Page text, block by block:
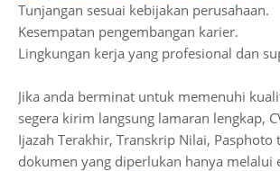
Tunjangan sesuai kebijakan perusahaan.
Kesempatan pengembangan karier.
Lingkungan kerja yang profesional dan
Jika anda berminat untuk memenuhi
segera kirim langsung lamaran lengkap,
Ijazah Terakhir, Transkrip Nilai, Pasphoto
dokumen yang diperlukan hanya melalui